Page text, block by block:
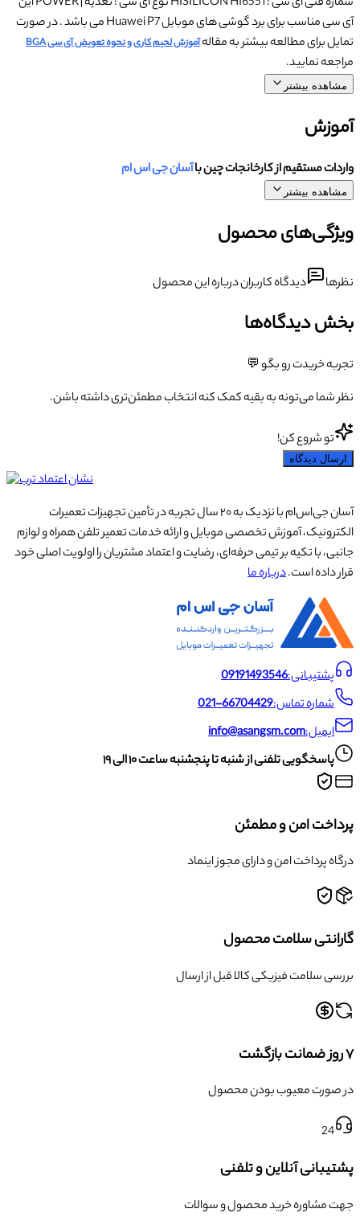
آی سی مناسب برای برد گوشی های موبایل Huawei P7 می باشد . در صورت
تمایل برای مطالعه بیشتر به مقالهآموزش لحیم کاری و نحوه تعویض آی سی BGA
مراجعه نمایید.
مشاهده بیشتر
آموزش
واردات مستقیم از کارخانجات چین باآسان جی اس ام
مشاهده بیشتر
ویژگی‌های محصول
نظرها دیدگاه کاربران درباره این محصول
بخش دیدگاه‌ها
تجربه خریدت رو بگو 💬
نظر شما می‌تونه به بقیه کمک کنه انتخاب مطمئن‌تری داشته باشن.
تو شروع کن!
ارسال دیدگاه
آسان جی‌اس‌ام با نزدیک به ۲۰ سال تجربه در تأمین تجهیزات تعمیرات
الکترونیک، آموزش تخصصی موبایل و ارائه خدمات تعمیر تلفن همراه و لوازم
جانبی، با تکیه بر تیمی حرفه‌ای، رضایت و اعتماد مشتریان را اولویت اصلی خود
قرار داده است.درباره ما
پشتیبانی:09191493546
شماره تماس:021-66704429
ایمیل:info@asangsm.com
پاسخگویی تلفنی از شنبه تا پنجشنبه ساعت ۱۰ الی ۱۹
پرداخت امن و مطمئن
درگاه پرداخت امن و دارای مجوز اینماد
گارانتی سلامت محصول
بررسی سلامت فیزیکی کالا قبل از ارسال
۷ روز ضمانت بازگشت
در صورت معیوب بودن محصول
24
پشتیبانی آنلاین و تلفنی
جهت مشاوره خرید محصول و سوالات